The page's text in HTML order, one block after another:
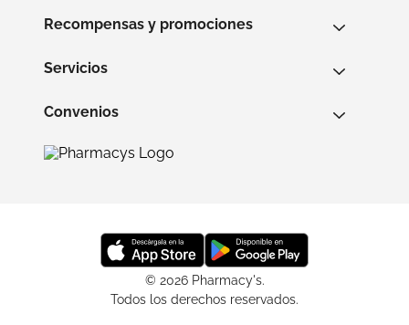
Recompensas y promociones
Servicios
Convenios
© 2026 Pharmacy's.
Todos los derechos reservados.